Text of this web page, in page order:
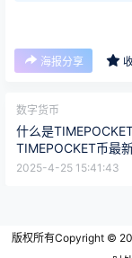
海报分享
数字货币
什么是TIMEPOCKET
TIMEPOCKET币最
分析
2025-4-25 15:41:43
版权所有Copyright ©